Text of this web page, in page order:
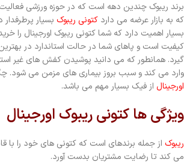
برند ریبوک چندین دهه است که در حوزه ورزشی
که به بازار عرضه می دارد کتونی ریبوک بسیار
بسیار اهمیت دارد که شما کتونی ریبوک اورجینال را
کیفیت است و پاهای شما در حالت استاندارد در
گیرد. همانطور که می دانید پوشیدن کفش های غیر
وارد می کند و سبب بروز بیماری های مزمن می
اورجینال از فیک بسیار مهم می باشد.
ویژگی ها کتونی ریبوک اورجینال
ریبوک از جمله برندهای است که کتونی های خود را با
می کند تا رضایت مشتریان بدست آورد.